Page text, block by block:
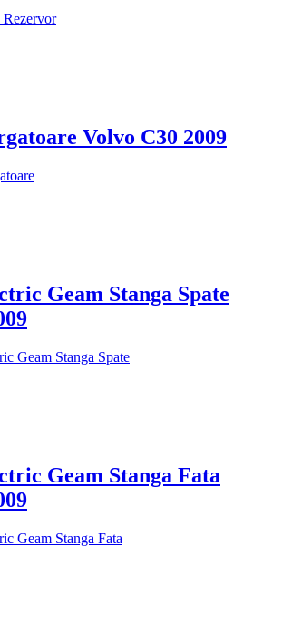
Volvo C30 2009
Geam Stanga Spate
Geam Stanga Spate
Geam Stanga Fata
Geam Stanga Fata